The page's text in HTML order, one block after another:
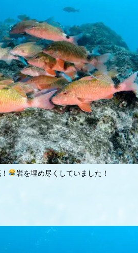
岩を埋め尽くしていました！